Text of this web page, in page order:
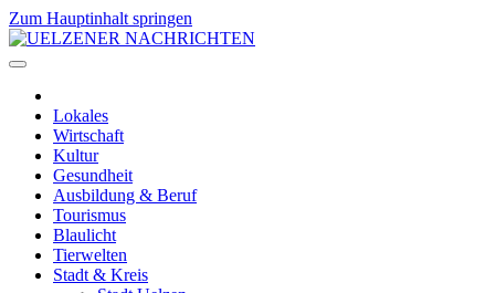
Zum Hauptinhalt springen
Lokales
Wirtschaft
Kultur
Gesundheit
Ausbildung & Beruf
Tourismus
Blaulicht
Tierwelten
Stadt & Kreis